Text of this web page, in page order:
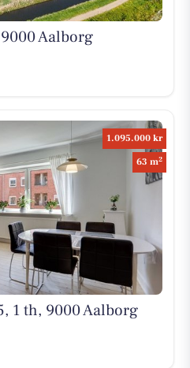
Aalborg
1.095.000 kr
63 m2
1 th, 9000 Aalborg